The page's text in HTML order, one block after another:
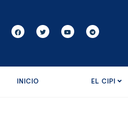
INICIO EL CIPI